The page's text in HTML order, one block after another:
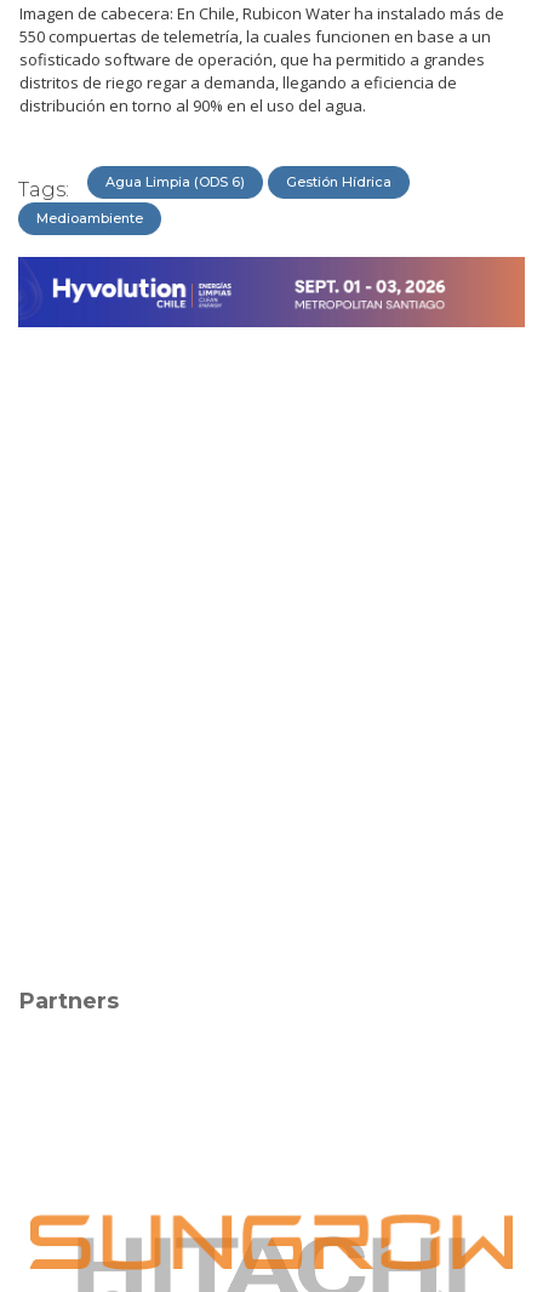
Imagen de cabecera: En Chile, Rubicon Water ha instalado más de
550 compuertas de telemetría, la cuales funcionen en base a un
sofisticado software de operación, que ha permitido a grandes
distritos de riego regar a demanda, llegando a eficiencia de
distribución en torno al 90% en el uso del agua.
Tags: Agua Limpia (ODS 6) Gestión Hídrica
Medioambiente
Partners